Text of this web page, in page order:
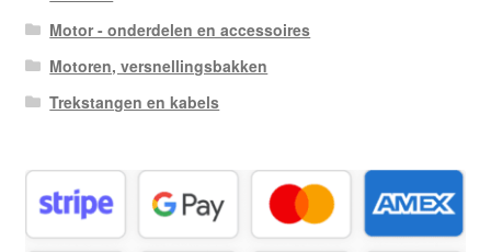
Motor - onderdelen en accessoires
Motoren, versnellingsbakken
Trekstangen en kabels